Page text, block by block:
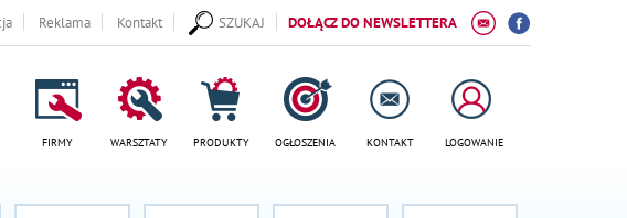
Reklama Kontakt DOŁĄCZ DO NEWSLETTERA
SZUKAJ
FIRMY WARSZTATY PRODUKTY OGŁOSZENIA KONTAKT LOGOWANIE